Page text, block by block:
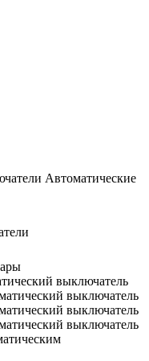
Автоматические
выключатель
выключатель
выключатель
выключатель